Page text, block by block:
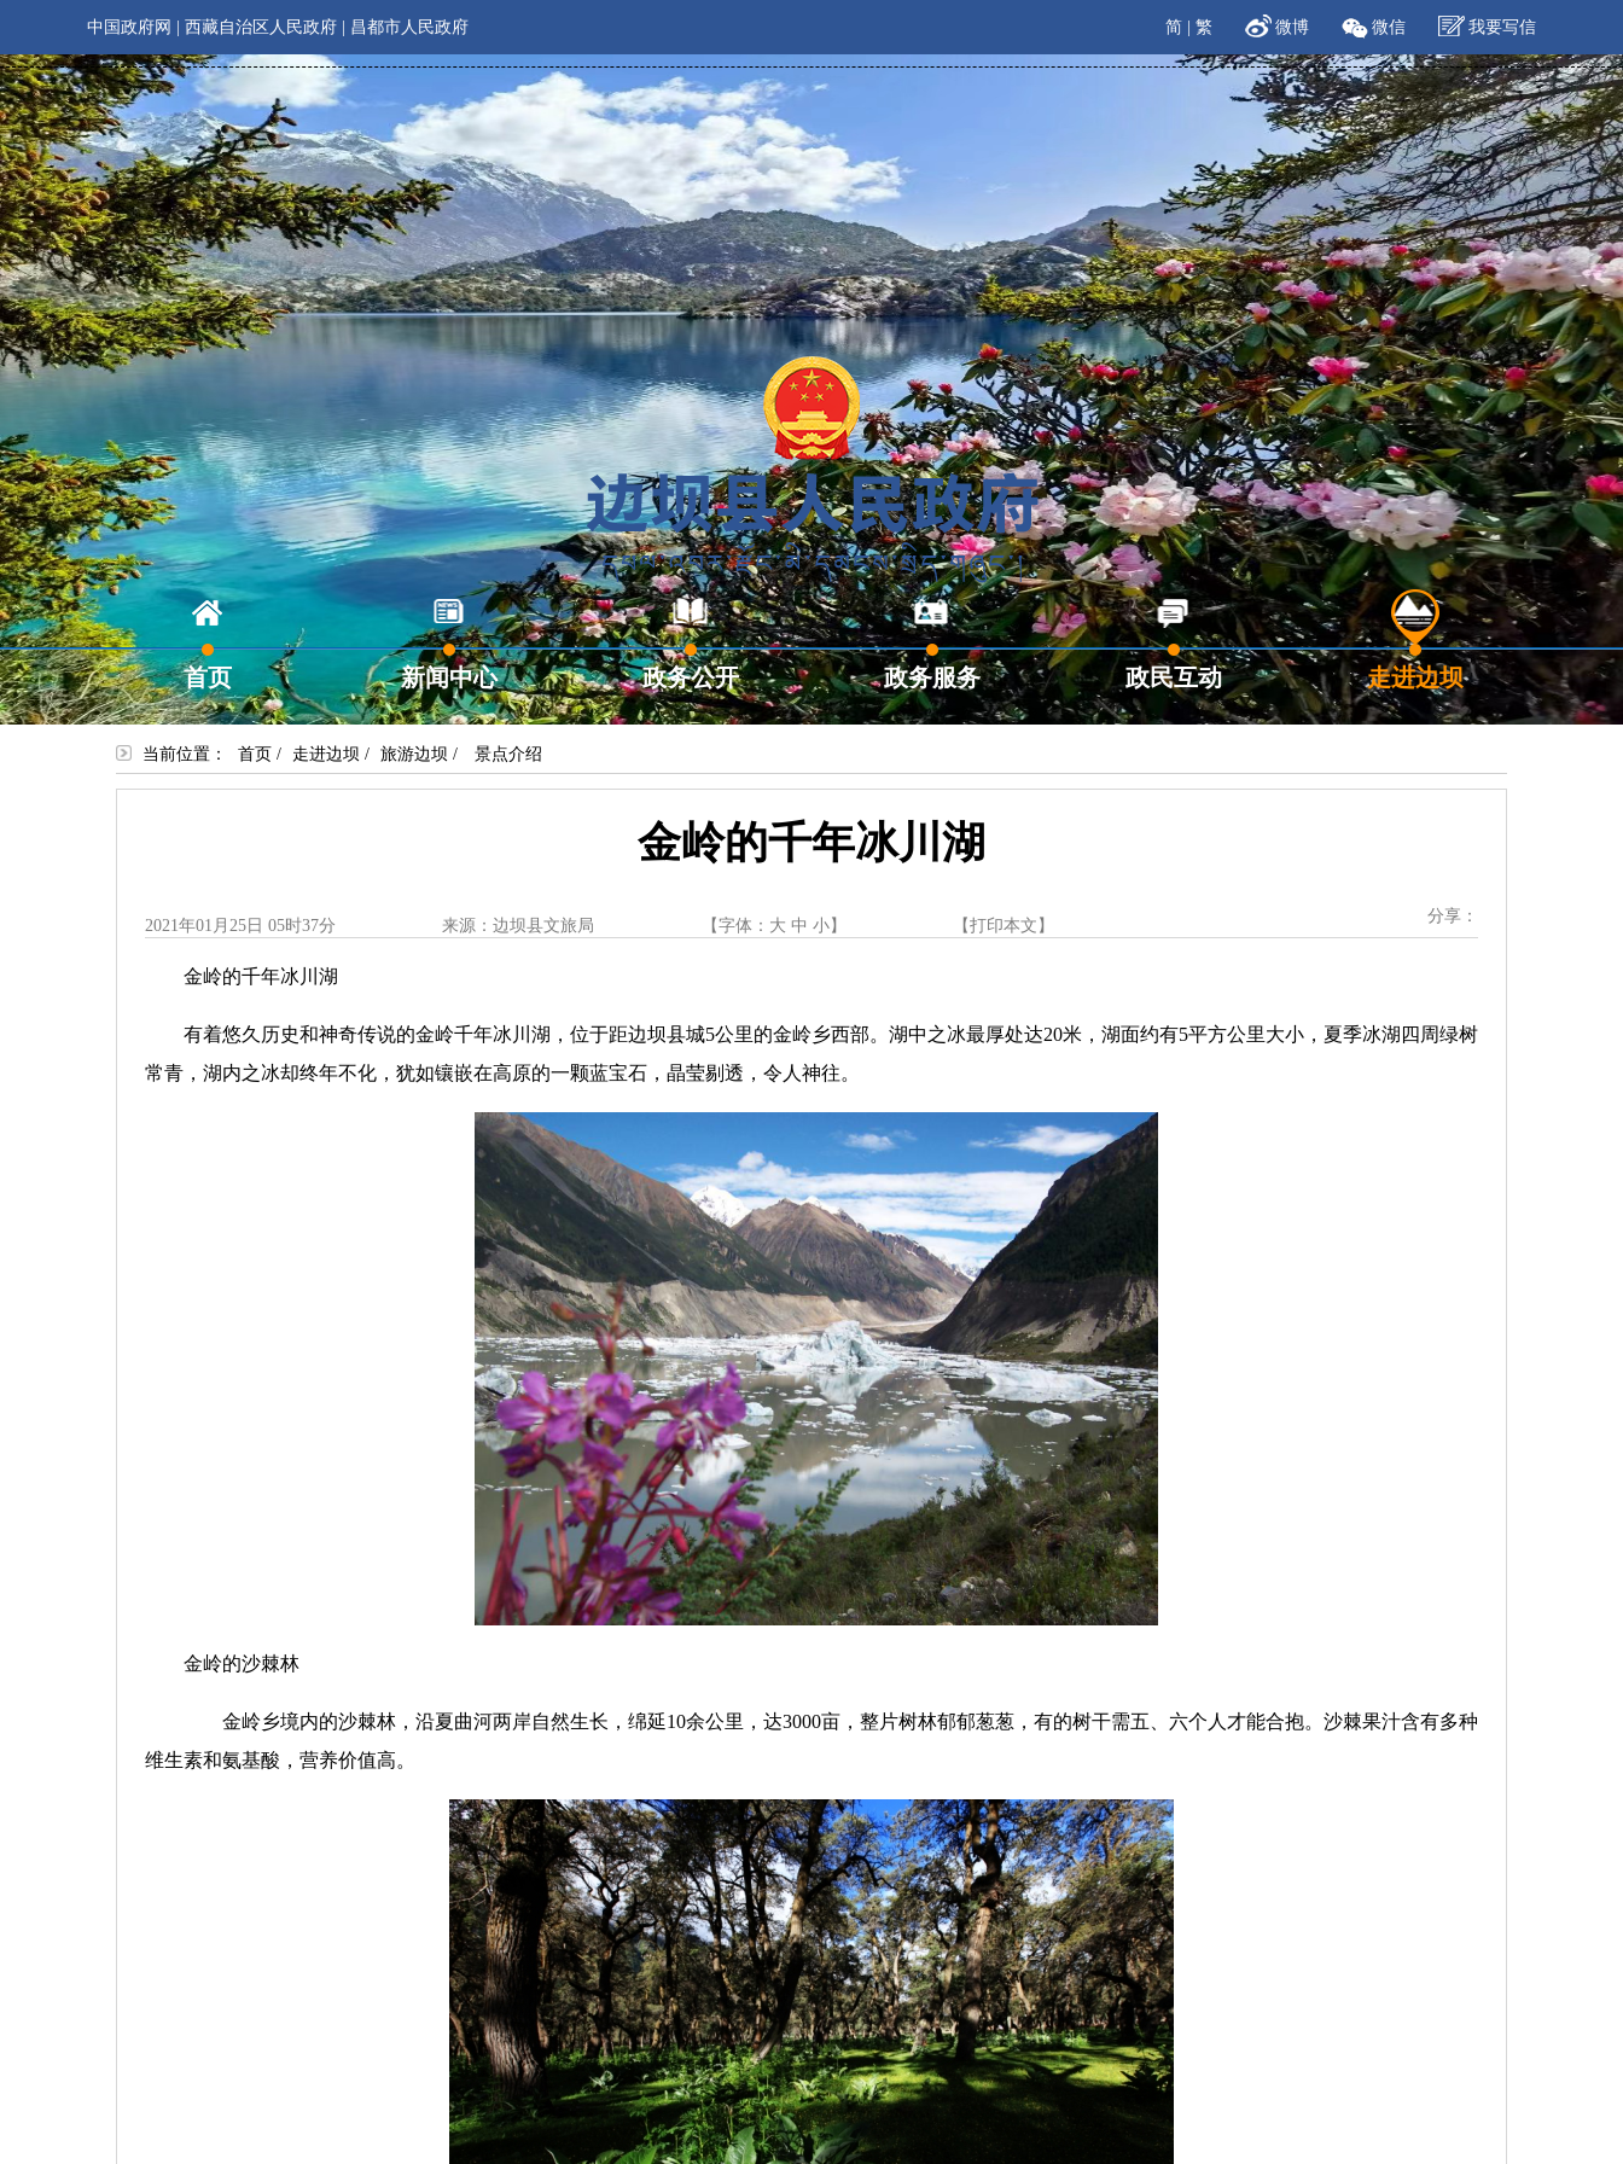
中国政府网 西藏自治区人民政府 昌都市人民政府 简 繁 微博 微信 我要写信
首页 新闻中心 政务公开 政务服务 政民互动 走进边坝
当前位置： 首页 / 走进边坝 / 旅游边坝 / 景点介绍
金岭的千年冰川湖
2021年01月25日 05时37分 来源：边坝县文旅局 【字体： 大 中 小】 【 打印本文 】
分享：
金岭的千年冰川湖
有着悠久历史和神奇传说的金岭千年冰川湖，位于距边坝县城5公里的金岭乡西部。湖中之冰最厚处达20米，湖面约有5平方公里大小，夏季冰湖四周绿树
常青，湖内之冰却终年不化，犹如镶嵌在高原的一颗蓝宝石，晶莹剔透，令人神往。
金岭的沙棘林
金岭乡境内的沙棘林，沿夏曲河两岸自然生长，绵延10余公里， 达3000亩，整片树林郁郁葱葱，有的树干需五、六个人才能合抱。沙棘果汁含有多种
维生素和氨基酸，营养价值高。